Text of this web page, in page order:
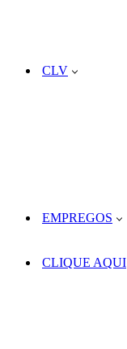
CLV
EMPREGOS
CLIQUE AQUI